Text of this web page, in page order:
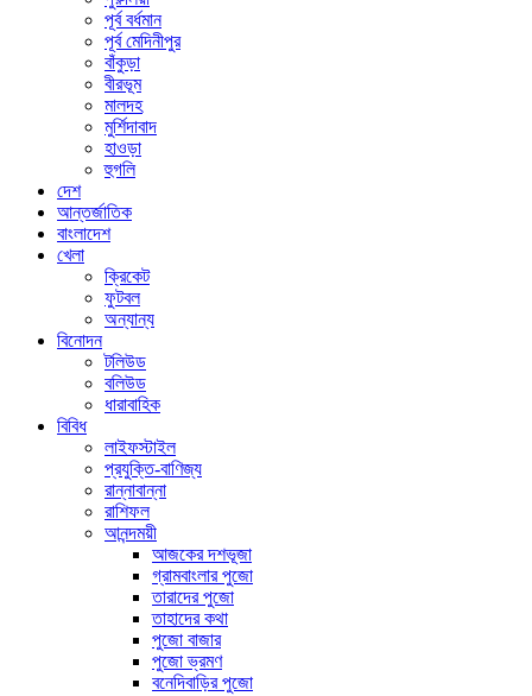
পূর্ব বর্ধমান
পূর্ব মেদিনীপুর
বাঁকুড়া
বীরভূম
মালদহ
মুর্শিদাবাদ
হাওড়া
হুগলি
দেশ
আন্তর্জাতিক
বাংলাদেশ
খেলা
ক্রিকেট
ফুটবল
অন্যান্য
বিনোদন
টলিউড
বলিউড
ধারাবাহিক
বিবিধ
লাইফস্টাইল
প্রযুক্তি-বাণিজ্য
রান্নাবান্না
রাশিফল
আনন্দময়ী
আজকের দশভূজা
গ্রামবাংলার পুজো
তারাদের পুজো
তাহাদের কথা
পুজো বাজার
পুজো ভ্রমণ
বনেদিবাড়ির পুজো